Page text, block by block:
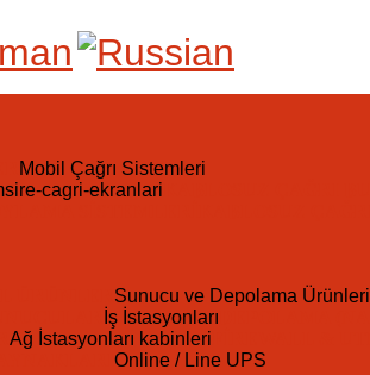
Mobil Çağrı Sistemleri
Sunucu ve Depolama Ürünleri
İş İstasyonları
Ağ İstasyonları kabinleri
Online / Line UPS